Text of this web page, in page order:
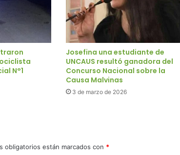
N°1
Josefina una estudiante de
UNCAUS resultó ganadora del
Concurso Nacional sobre la
Causa Malvinas
3 de marzo de 2026
obligatorios están marcados con *